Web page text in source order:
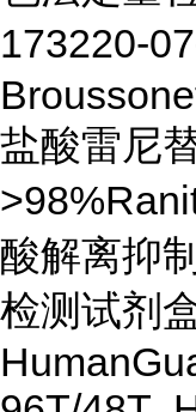
173220-
盐酸雷尼
酸解离抑
检测试剂